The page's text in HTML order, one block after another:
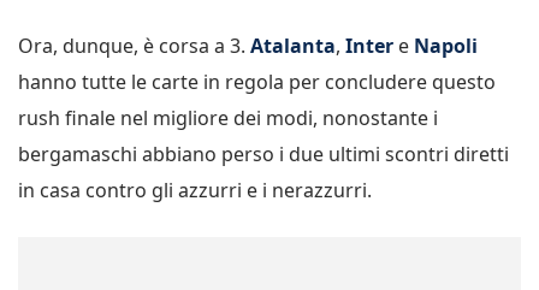
Ora, dunque, è corsa a 3. Atalanta, Inter e Napoli
hanno tutte le carte in regola per concludere questo
rush finale nel migliore dei modi, nonostante i
bergamaschi abbiano perso i due ultimi scontri diretti
in casa contro gli azzurri e i nerazzurri.